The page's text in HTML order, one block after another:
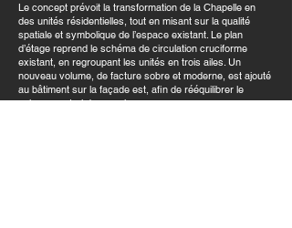
Le concept prévoit la transformation de la Chapelle en
des unités résidentielles, tout en misant sur la qualité
spatiale et symbolique de l’espace existant. Le plan
d’étage reprend le schéma de circulation cruciforme
existant, en regroupant les unités en trois ailes. Un
nouveau volume, de facture sobre et moderne, est ajouté
au bâtiment sur la façade est, afin de rééquilibrer le
volume central du complexe.